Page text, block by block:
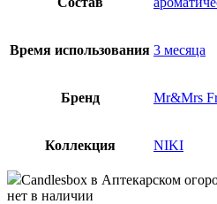
Время использования 3 месяца
Бренд Mr&Mrs
Коллекция NIKI
Candlesbox в Аптекарском
нет в наличии